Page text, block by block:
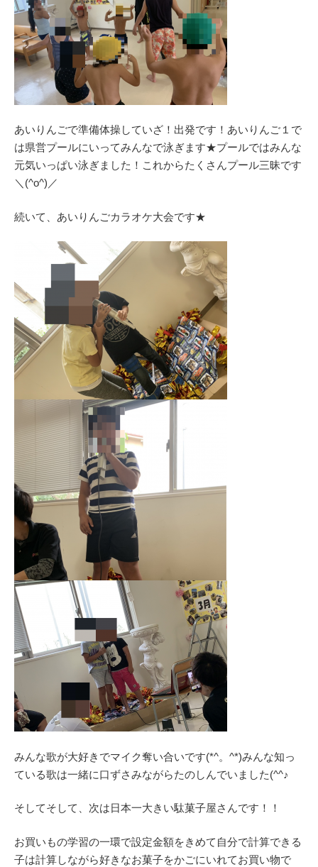
あいりんごで準備体操していざ！出発です！あいりんご１で
は県営プールにいってみんなで泳ぎます★プールではみんな
元気いっぱい泳ぎました！これからたくさんプール三昧です
＼(^o^)／
続いて、あいりんごカラオケ大会です★
みんな歌が大好きでマイク奪い合いです(*^。^*)みんな知っ
ている歌は一緒に口ずさみながらたのしんでいました(^^♪
そしてそして、次は日本一大きい駄菓子屋さんです！！
お買いもの学習の一環で設定金額をきめて自分で計算できる
子は計算しながら好きなお菓子をかごにいれてお買い物で